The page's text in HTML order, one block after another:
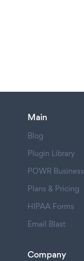
Main
Blog
Plugin Library
POWR Business
Plans & Pricing
HIPAA Forms
Email Blast
Company